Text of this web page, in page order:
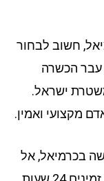
לבחור
הכשרה
ישראל.
ואמין.
אל